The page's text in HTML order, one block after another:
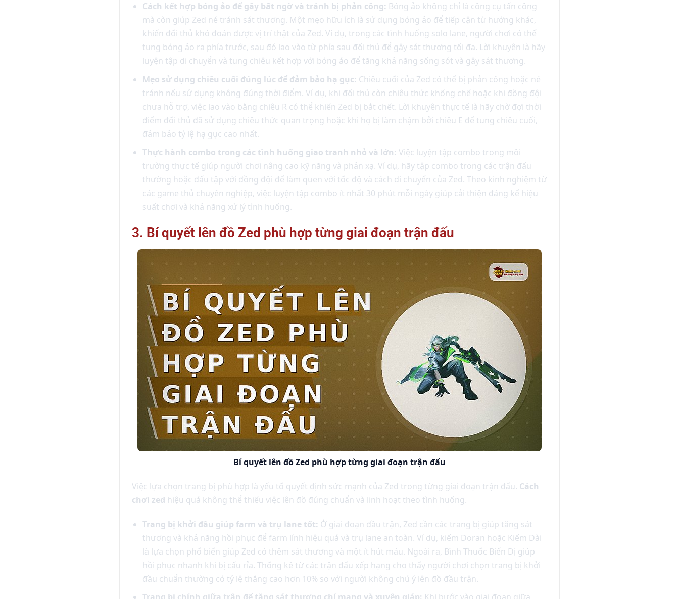
Cách kết hợp bóng ảo để gây bất ngờ và tránh bị phản công: Bóng ảo không chỉ là công cụ tấn công
mà còn giúp Zed né tránh sát thương. Một mẹo hữu ích là sử dụng bóng ảo để tiếp cận từ hướng khác,
khiến đối thủ khó đoán được vị trí thật của Zed. Ví dụ, trong các tình huống solo lane, người chơi có thể
tung bóng ảo ra phía trước, sau đó lao vào từ phía sau đối thủ để gây sát thương tối đa. Lời khuyên là hãy
luyện tập di chuyển và tung chiêu kết hợp với bóng ảo để tăng khả năng sống sót và gây sát thương.
Mẹo sử dụng chiêu cuối đúng lúc để đảm bảo hạ gục: Chiêu cuối của Zed có thể bị phản công hoặc né
tránh nếu sử dụng không đúng thời điểm. Ví dụ, khi đối thủ còn chiêu thức khống chế hoặc khi đồng đội
chưa hỗ trợ, việc lao vào bằng chiêu R có thể khiến Zed bị bắt chết. Lời khuyên thực tế là hãy chờ đợi thời
điểm đối thủ đã sử dụng chiêu thức quan trọng hoặc khi họ bị làm chậm bởi chiêu E để tung chiêu cuối,
đảm bảo tỷ lệ hạ gục cao nhất.
Thực hành combo trong các tình huống giao tranh nhỏ và lớn: Việc luyện tập combo trong môi
trường thực tế giúp người chơi nâng cao kỹ năng và phản xạ. Ví dụ, hãy tập combo trong các trận đấu
thường hoặc đấu tập với đồng đội để làm quen với tốc độ và cách di chuyển của Zed. Theo kinh nghiệm từ
các game thủ chuyên nghiệp, việc luyện tập combo ít nhất 30 phút mỗi ngày giúp cải thiện đáng kể hiệu
suất chơi và khả năng xử lý tình huống.
3. Bí quyết lên đồ Zed phù hợp từng giai đoạn trận đấu
Bí quyết lên đồ Zed phù hợp từng giai đoạn trận đấu
Việc lựa chọn trang bị phù hợp là yếu tố quyết định sức mạnh của Zed trong từng giai đoạn trận đấu. Cách
chơi zed hiệu quả không thể thiếu việc lên đồ đúng chuẩn và linh hoạt theo tình huống.
Trang bị khởi đầu giúp farm và trụ lane tốt: Ở giai đoạn đầu trận, Zed cần các trang bị giúp tăng sát
thương và khả năng hồi phục để farm lính hiệu quả và trụ lane an toàn. Ví dụ, kiếm Doran hoặc Kiếm Dài
là lựa chọn phổ biến giúp Zed có thêm sát thương và một ít hút máu. Ngoài ra, Bình Thuốc Biến Dị giúp
hồi phục nhanh khi bị cấu rỉa. Thống kê từ các trận đấu xếp hạng cho thấy người chơi chọn trang bị khởi
đầu chuẩn thường có tỷ lệ thắng cao hơn 10% so với người không chú ý lên đồ đầu trận.